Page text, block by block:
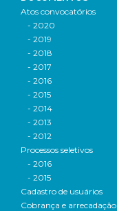
Atos convocatórios
- 2020
- 2019
- 2018
- 2017
- 2016
- 2015
- 2014
- 2013
- 2012
Processos seletivos
- 2016
- 2015
Cadastro de usuários
Cobrança e arrecadação